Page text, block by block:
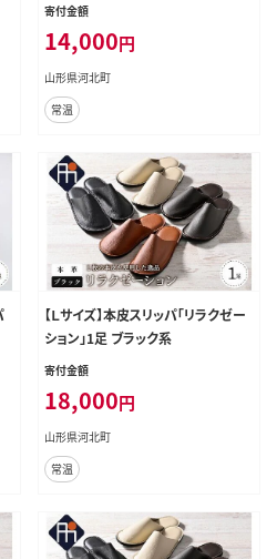
寄付金額
14,000円
山形県河北町
常温
【Ｌサイズ】本皮スリッパ「リラクゼー
ション」1足 ブラック系
寄付金額
18,000円
山形県河北町
常温